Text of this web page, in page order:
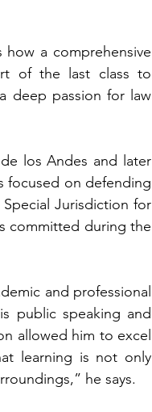
how a comprehensive
of the last class to
deep passion for law
los Andes and later
focused on defending
Jurisdiction for
committed during the
and professional
public speaking and
allowed him to excel
learning is not only
he says.